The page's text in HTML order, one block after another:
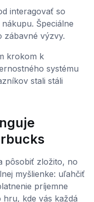
interagovať so
Špeciálne
zábavné výzvy.
krokom k
systému
stali stáli
pôsobiť zložito, no
myšlienke: uľahčiť
príjemne
hru, kde vás každá